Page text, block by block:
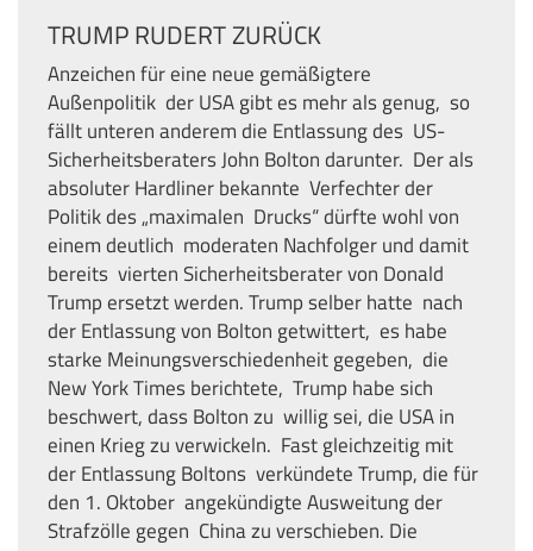
TRUMP RUDERT ZURÜCK
Anzeichen für eine neue gemäßigtere
Außenpolitik der USA gibt es mehr als genug, so
fällt unteren anderem die Entlassung des US-
Sicherheitsberaters John Bolton darunter. Der als
absoluter Hardliner bekannte Verfechter der
Politik des „maximalen Drucks“ dürfte wohl von
einem deutlich moderaten Nachfolger und damit
bereits vierten Sicherheitsberater von Donald
Trump ersetzt werden. Trump selber hatte nach
der Entlassung von Bolton getwittert, es habe
starke Meinungsverschiedenheit gegeben, die
New York Times berichtete, Trump habe sich
beschwert, dass Bolton zu willig sei, die USA in
einen Krieg zu verwickeln. Fast gleichzeitig mit
der Entlassung Boltons verkündete Trump, die für
den 1. Oktober angekündigte Ausweitung der
Strafzölle gegen China zu verschieben. Die